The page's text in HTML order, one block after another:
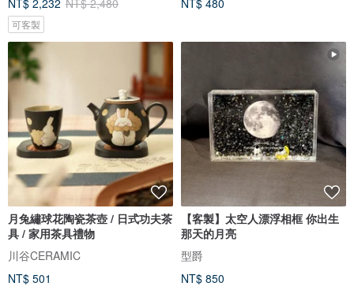
NT$ 2,232 NT$ 2,480
可客製
NT$ 480
月兔繡球花陶瓷茶壺 / 日式功夫茶
具 / 家用茶具禮物
川谷CERAMIC
NT$ 501
【客製】太空人漂浮相框 你出生
那天的月亮
型爵
NT$ 850